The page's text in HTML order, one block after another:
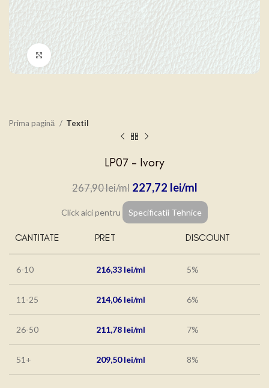
Click to enlarge
Prima pagină Textil
LP07 – Ivory
267,90lei 227,72 lei
Click aici pentru Specificatii Tehnice
CANTITATE PRET DISCOUNT
6-10 216,33 lei 5%
11-25 214,06 lei 6%
26-50 211,78 lei 7%
51+ 209,50lei 8%